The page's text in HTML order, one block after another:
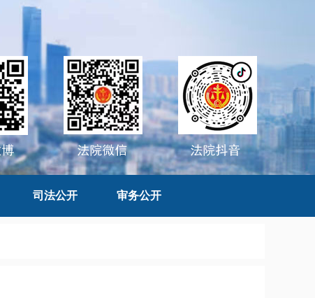
司法公开 审务公开